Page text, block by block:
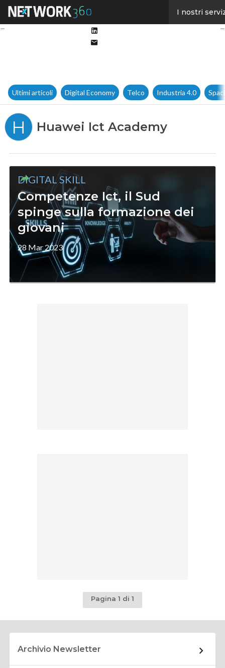
I nostri
Ultimi articoli Digital Economy Telco Industria 4.0
H Huawei Ict Academy
DIGITAL SKILL
Competenze Ict, il Sud
spinge sulla formazione dei
giovani
28 Mar 2023
Pagina 1 di 1
Archivio Newsletter